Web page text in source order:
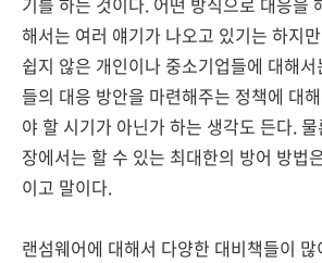
해서는 여러 얘기가 나오고 있기는 하지
쉽지 않은 개인이나 중소기업들에 대해
들의 대응 방안을 마련해주는 정책에 대
야 할 시기가 아닌가 하는 생각도 든다.
장에서는 할 수 있는 최대한의 방어 방법
이고 말이다.
랜섬웨어에 대해서 다양한 대비책들이